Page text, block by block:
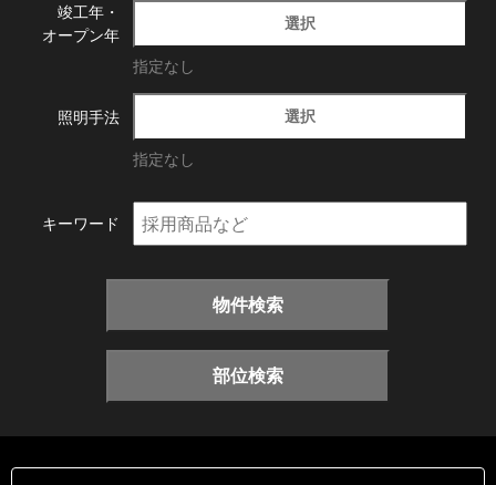
竣工年・
オープン年
選択
指定なし
照明手法 選択
指定なし
キーワード
物件検索
部位検索